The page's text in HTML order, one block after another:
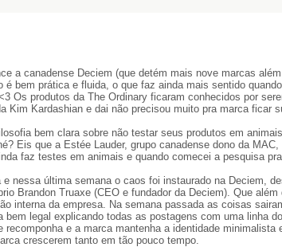
a canadense Deciem (que detém mais nove marcas
é bem prática e fluida, o que faz ainda mais sentido
Os produtos da The Ordinary ficaram conhecidos por
Kim Kardashian e dai não precisou muito pra marca ficar
bem clara sobre não testar seus produtos em
Eis que a Estée Lauder, grupo canadense dono da
faz testes em animais e quando comecei a pesquisa
e nessa última semana o caos foi instaurado na Deciem,
Brandon Truaxe (CEO e fundador da Deciem). Que
interna da empresa. Na semana passada as coisas
bem legal explicando todas as postagens com uma linha
recomponha e a marca mantenha a identidade
crescerem tanto em tão pouco tempo.